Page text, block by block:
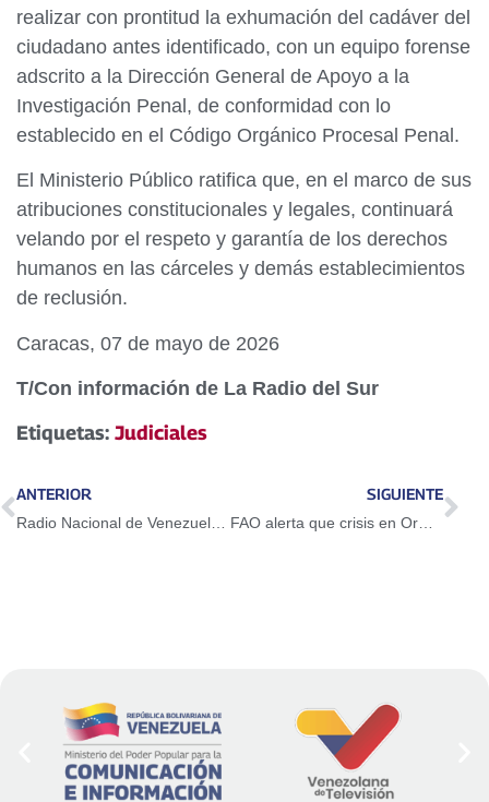
realizar con prontitud la exhumación del cadáver del
ciudadano antes identificado, con un equipo forense
adscrito a la Dirección General de Apoyo a la
Investigación Penal, de conformidad con lo
establecido en el Código Orgánico Procesal Penal.
El Ministerio Público ratifica que, en el marco de sus
atribuciones constitucionales y legales, continuará
velando por el respeto y garantía de los derechos
humanos en las cárceles y demás establecimientos
de reclusión.
Caracas, 07 de mayo de 2026
T/Con información de La Radio del Sur
Etiquetas: Judiciales
ANTERIOR
Radio Nacional de Venezuela celebra 90 años de servicio ininterrumpido
SIGUIENTE
FAO alerta que crisis en Ormuz afectará producción mundial de alimentos